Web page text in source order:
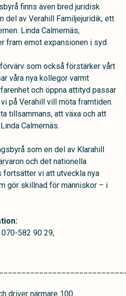
finns även bred juridisk
del av Verahill Familjejuridik, ett
Linda Calmernäs,
fram emot expansionen i syd.
som också förstärker vårt
våra nya kollegor varmt
och öppna attityd passar
på Verahill vill möta framtiden.
tillsammans, att växa och att
Calmernäs.
som en del av Klarahill
och det nationella
fortsätter vi att utveckla nya
gör skillnad för människor – i
070-582 90 29,
driver närmare 100